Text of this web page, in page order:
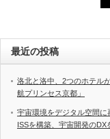
最近の投稿
洛北と洛中、2つのホテル
航プリンセス京都」
宇宙環境をデジタル空間
ISSを構築、宇宙開発のDX